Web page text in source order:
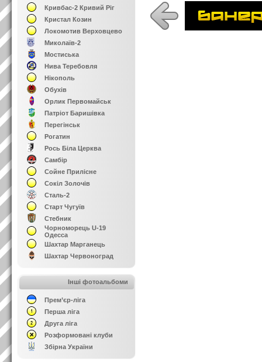
Кривбас-2 Кривий Ріг
Кристал Козин
Локомотив Верховцево
Миколаїв-2
Мостиська
Нива Теребовля
Нікополь
Обухів
Орлик Первомайськ
Патріот Баришівка
Перегінськ
Рогатин
Рось Біла Церква
Самбір
Сойне Прилісне
Сокіл Золочів
Сталь-2
Старт Чугуїв
Стебник
Чорноморець U-19
Одесса
Шахтар Марганець
Шахтар Червоноград
Інші фотоальбоми
Прем’єр-ліга
Перша ліга
Друга ліга
Розформовані клуби
Збірна України